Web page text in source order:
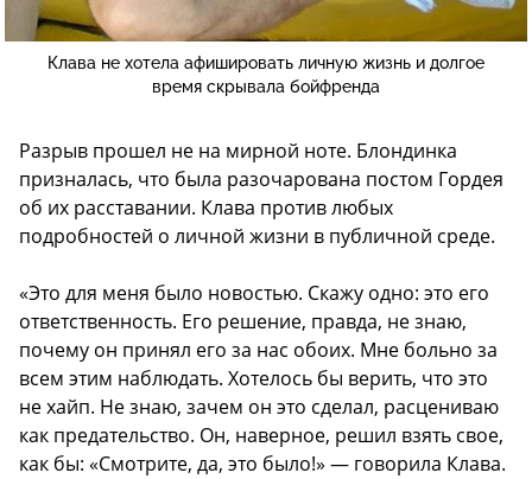
Клава не хотела афишировать личную жизнь и долгое
время скрывала бойфренда
Разрыв прошел не на мирной ноте. Блондинка
призналась, что была разочарована постом Гордея
об их расставании. Клава против любых
подробностей о личной жизни в публичной среде.
«Это для меня было новостью. Скажу одно: это его
ответственность. Его решение, правда, не знаю,
почему он принял его за нас обоих. Мне больно за
всем этим наблюдать. Хотелось бы верить, что это
не хайп. Не знаю, зачем он это сделал, расцениваю
как предательство. Он, наверное, решил взять свое,
как бы: «Смотрите, да, это было!» — говорила Клава.